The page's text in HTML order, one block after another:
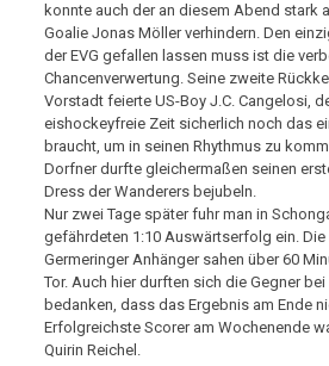
konnte auch der an diesem Abend stark
Goalie Jonas Möller verhindern. Den
der EVG gefallen lassen muss ist die
Chancenverwertung. Seine zweite
Vorstadt feierte US-Boy J.C. Cangelosi,
eishockeyfreie Zeit sicherlich noch das
braucht, um in seinen Rhythmus zu
Dorfner durfte gleichermaßen seinen
Dress der Wanderers bejubeln.
Nur zwei Tage später fuhr man in
gefährdeten 1:10 Auswärtserfolg ein.
Germeringer Anhänger sahen über 60
Tor. Auch hier durften sich die Gegner
bedanken, dass das Ergebnis am Ende
Erfolgreichste Scorer am Wochenende
Quirin Reichel.